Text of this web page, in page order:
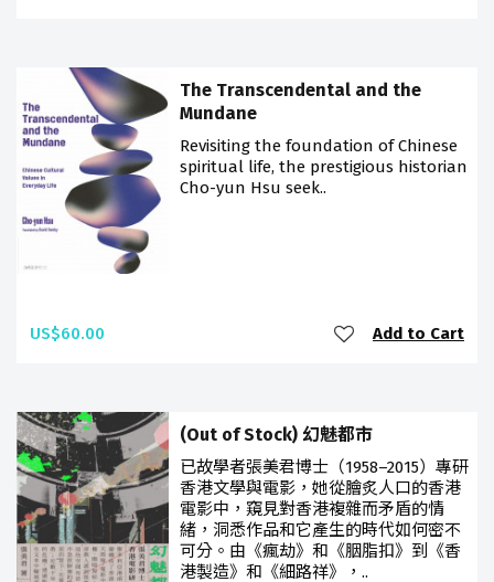
The Transcendental and the
Mundane
Revisiting the foundation of Chinese
spiritual life, the prestigious historian
Cho-yun Hsu seek..
US$60.00 Add to Cart
(Out of Stock) 幻魅都市
已故學者張美君博士（1958–2015）專研
香港文學與電影，她從膾炙人口的香港
電影中，窺見對香港複雜而矛盾的情
緒，洞悉作品和它產生的時代如何密不
可分。由《瘋劫》和《胭脂扣》到《香
港製造》和《細路祥》，..